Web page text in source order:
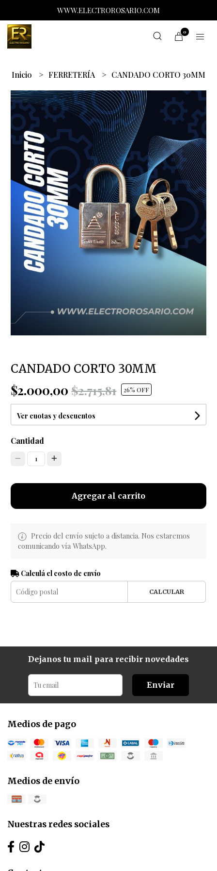
WWW.ELECTROROSARIO.COM
0
Inicio FERRETERÍA CANDADO CORTO 30MM
CANDADO CORTO 30MM
$2.000,00$2.715,81 26% OFF
Ver cuotas y descuentos
Cantidad
1
Agregar al carrito
Precio del envío sujeto a distancia. Nos estaremos
comunicando vía WhatsApp.
Calculá el costo de envío
CALCULAR
Dejanos tu mail para recibir novedades
Enviar
Medios de pago
Medios de envío
Nuestras redes sociales